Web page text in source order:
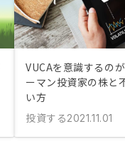
VUCAを意識するの
ーマン投資家の株と
い方
投資する2021.11.01